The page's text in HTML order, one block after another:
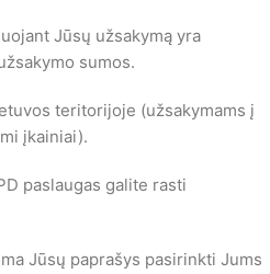
Jūsų užsakymą yra
sumos.
teritorijoje (užsakymams į
įkainiai).
paslaugas galite rasti
Jūsų paprašys pasirinkti Jums